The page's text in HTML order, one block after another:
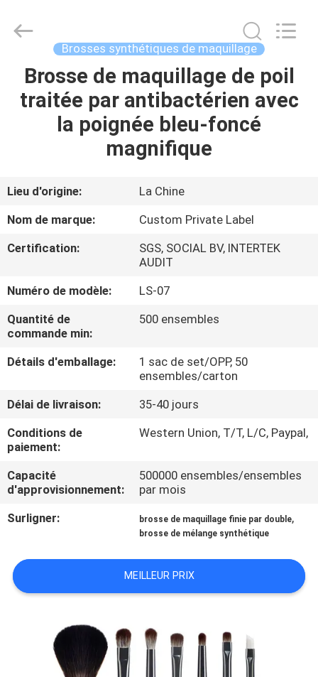
MAISON
PRODUITS
SUJET
DE
NOUS
VISITE
D'USINE
CONTRÔLE
QUALITÉ
PLAN
DU
SITE
POLICY
Chanmy
Cosmetics
Reserved.
Brosses synthétiques de maquillage
Brosse de maquillage de poil
traitée par antibactérien avec
la poignée bleu-foncé
magnifique
Lieu d'origine:
La Chine
Nom de marque:
Custom Private Label
Certification:
SGS, SOCIAL BV, INTERTEK
AUDIT
Numéro de modèle:
LS-07
Quantité de
commande min:
500 ensembles
Détails d'emballage:
1 sac de set/OPP, 50
ensembles/carton
Délai de livraison:
35-40 jours
Conditions de
paiement:
Western Union, T/T, L/C, Paypal,
Capacité
d'approvisionnement:
500000 ensembles/ensembles
par mois
Surligner:
brosse de maquillage finie par double,
brosse de mélange synthétique
MEILLEUR PRIX